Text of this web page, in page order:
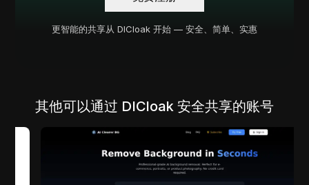
更智能的共享从 DICloak 开始 — 安全、简单、实惠
其他可以通过 DICloak 安全共享的账号